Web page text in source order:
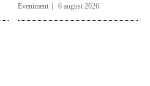
Eveniment 6 august 2026